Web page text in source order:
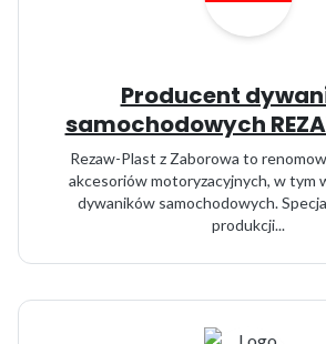
Producent
samochodowych
Rezaw-Plast z Zaborowa to
akcesoriów motoryzacyjnych, w tym
dywaników samochodowych.
produkcji...